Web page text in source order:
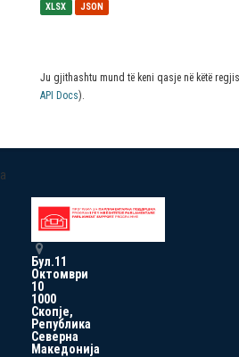
XLSX JSON
Ju gjithashtu mund të keni qasje në këtë
API Docs).
a
Бул.11
Октомври
10
1000
Скопје,
Република
Северна
Македонија